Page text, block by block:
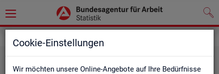
Cookie-Einstellungen
Wir möchten unsere Online-Angebote auf Ihre Bedürfnisse